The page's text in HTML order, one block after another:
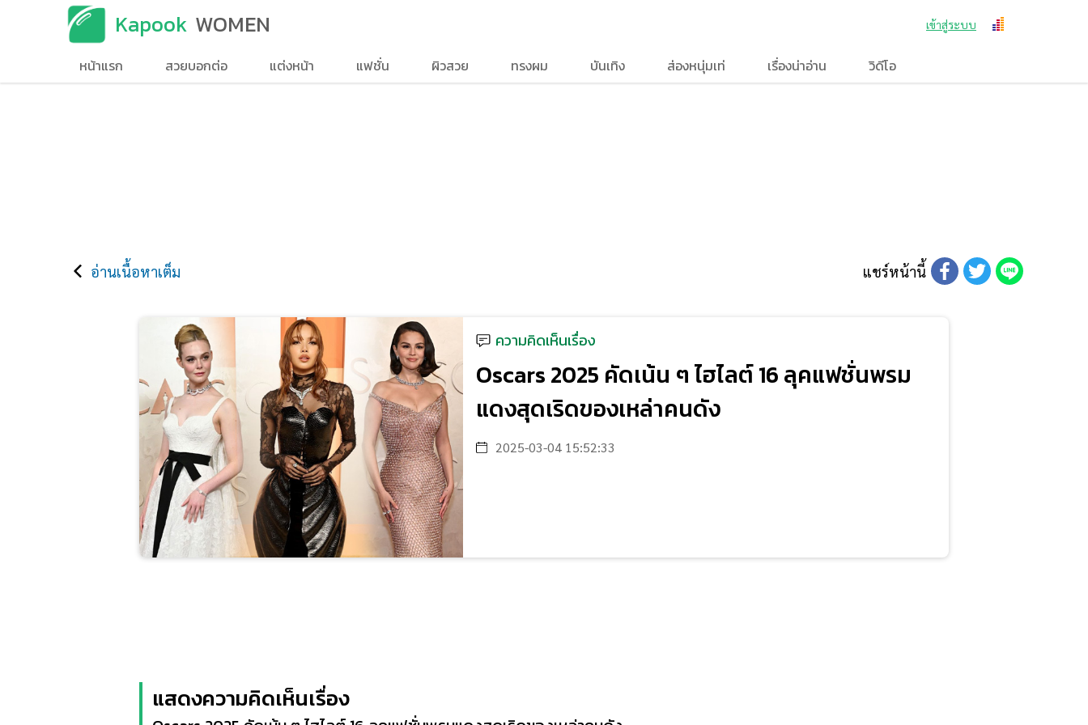
Kapook WOMEN เข้าสู่ระบบ
หน้าแรก สวยบอกต่อ แต่งหน้า แฟชั่น ผิวสวย ทรงผม บันเทิง ส่องหนุ่มเท่ เรื่องน่าอ่าน วิดีโอ
อ่านเนื้อหาเต็ม แชร์หน้านี้
ความคิดเห็นเรื่อง
Oscars 2025 คัดเน้น ๆ ไฮไลต์ 16 ลุคแฟชั่นพรม
แดงสุดเริดของเหล่าคนดัง
2025-03-04 15:52:33
แสดงความคิดเห็นเรื่อง